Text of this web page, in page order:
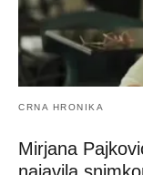
CRNA HRONIKA
Mirjana